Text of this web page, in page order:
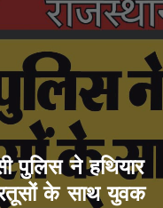
पुलिस ने हथियार
के साथ युवक